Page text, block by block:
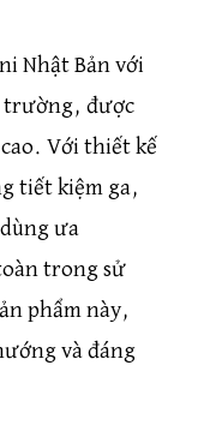
Nhật Bản với
trường, được
Với thiết kế
tiết kiệm ga,
ưa
trong sử
phẩm này,
và đáng